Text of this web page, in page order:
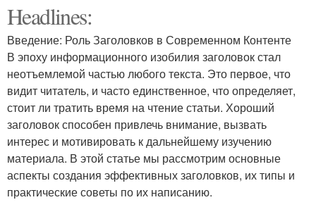
Headlines:
Введение: Роль Заголовков в Современном Контенте
В эпоху информационного изобилия заголовок стал
неотъемлемой частью любого текста. Это первое, что
видит читатель, и часто единственное, что определяет,
стоит ли тратить время на чтение статьи. Хороший
заголовок способен привлечь внимание, вызвать
интерес и мотивировать к дальнейшему изучению
материала. В этой статье мы рассмотрим основные
аспекты создания эффективных заголовков, их типы и
практические советы по их написанию.